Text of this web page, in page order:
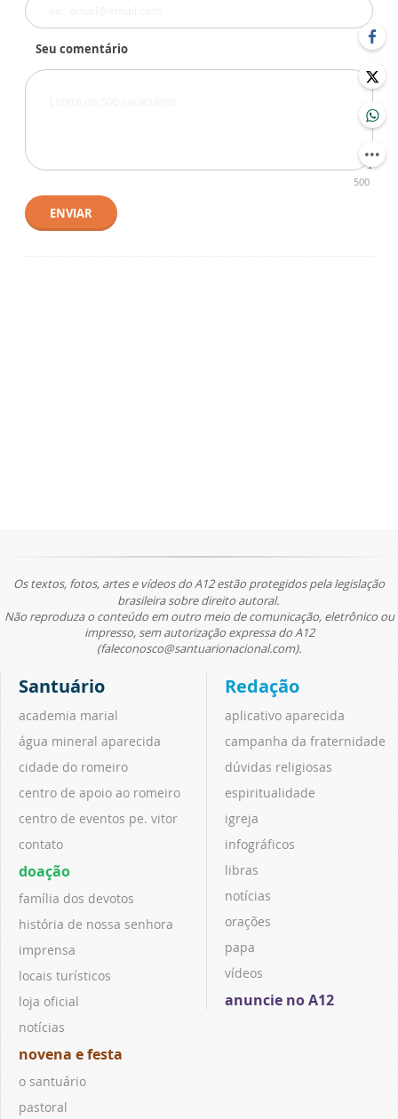
Seu comentário
500
ENVIAR
Os textos, fotos, artes e vídeos do A12 estão protegidos pela legislação
brasileira sobre direito autoral.
Não reproduza o conteúdo em outro meio de comunicação, eletrônico ou
impresso, sem autorização expressa do A12
(faleconosco@santuarionacional.com).
Santuário
academia marial
água mineral aparecida
cidade do romeiro
centro de apoio ao romeiro
centro de eventos pe. vitor
contato
doação
família dos devotos
história de nossa senhora
imprensa
locais turísticos
loja oficial
notícias
novena e festa
o santuário
pastoral
Redação
aplicativo aparecida
campanha da fraternidade
dúvidas religiosas
espiritualidade
igreja
infográficos
libras
notícias
orações
papa
vídeos
anuncie no A12